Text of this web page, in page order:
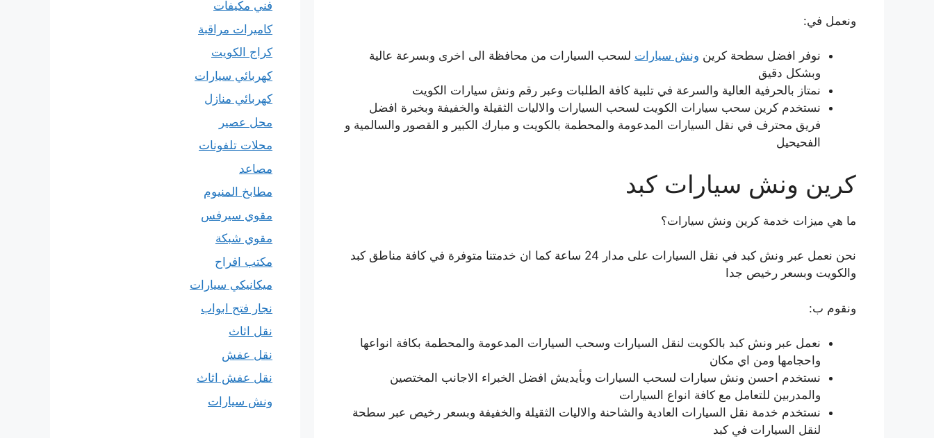
ونعمل في:
نوفر افضل سطحة كرين ونش سيارات لسحب السيارات من محافظة الى اخرى وبسرعة عالية
وبشكل دقيق
نمتاز بالحرفية العالية والسرعة في تلبية كافة الطلبات وعبر رقم ونش سيارات الكويت
نستخدم كرين سحب سيارات الكويت لسحب السيارات والاليات الثقيلة والخفيفة وبخبرة افضل
فريق محترف في نقل السيارات المدعومة والمحطمة بالكويت و مبارك الكبير و القصور والسالمية و
الفحيحيل
كرين ونش سيارات كبد
ما هي ميزات خدمة كرين ونش سيارات؟
نحن نعمل عبر ونش كبد في نقل السيارات على مدار 24 ساعة كما ان خدمتنا متوفرة في كافة مناطق كبد
والكويت وبسعر رخيص جدا
ونقوم ب:
نعمل عبر ونش كبد بالكويت لنقل السيارات وسحب السيارات المدعومة والمحطمة بكافة انواعها
واحجامها ومن اي مكان
نستخدم احسن ونش سيارات لسحب السيارات وبأيديش افضل الخبراء الاجانب المختصين
والمدربين للتعامل مع كافة انواع السيارات
نستخدم خدمة نقل السيارات العادية والشاحنة والاليات الثقيلة والخفيفة وبسعر رخيص عبر سطحة
لنقل السيارات في كبد
فني مكيفات
كاميرات مراقبة
كراج الكويت
كهربائي سيارات
كهربائي منازل
محل عصير
محلات تلفونات
مصاعد
مطابخ المنيوم
مقوي سيرفس
مقوي شبكة
مكتب افراح
ميكانيكي سيارات
نجار فتح ابواب
نقل اثاث
نقل عفش
نقل عفش اثاث
ونش سيارات